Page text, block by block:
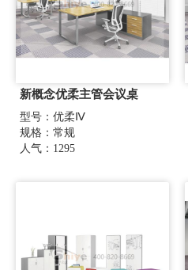
新概念优柔主管会议桌
型号：优柔Ⅳ
规格：常规
人气：1295